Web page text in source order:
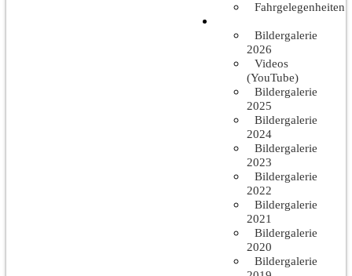
Fahrgelegenheiten
Bildergalerie
2026
Videos
(YouTube)
Bildergalerie
2025
Bildergalerie
2024
Bildergalerie
2023
Bildergalerie
2022
Bildergalerie
2021
Bildergalerie
2020
Bildergalerie